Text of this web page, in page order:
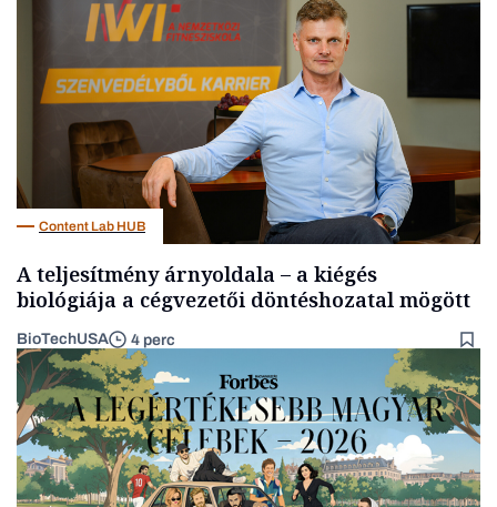
Befektetés
Content Lab HUB
A teljesítmény árnyoldala – a kiégés
biológiája a cégvezetői döntéshozatal mögött
BioTechUSA 4 perc